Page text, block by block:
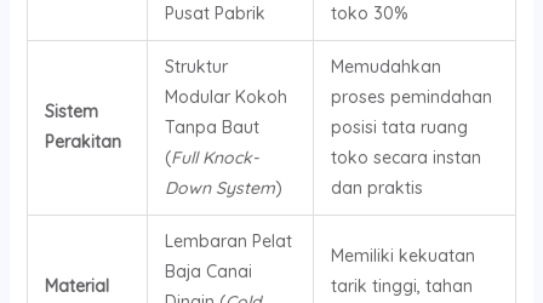
Pusat Pabrik
toko 30%
Sistem
Perakitan
Struktur
Modular Kokoh
Tanpa Baut
(Full Knock-
Down System)
Memudahkan
proses pemindahan
posisi tata ruang
toko secara instan
dan praktis
Material
Lembaran Pelat
Baja Canai
Memiliki kekuatan
tarik tinggi, tahan